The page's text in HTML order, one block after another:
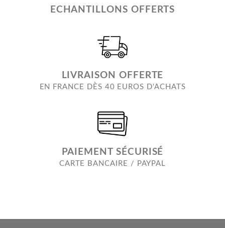
ECHANTILLONS OFFERTS
LIVRAISON OFFERTE
EN FRANCE DÈS 40 EUROS D'ACHATS
PAIEMENT SÉCURISÉ
CARTE BANCAIRE / PAYPAL